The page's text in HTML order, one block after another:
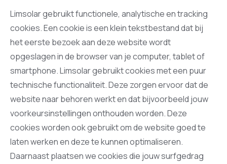
Limsolar gebruikt functionele, analytische en tracking
cookies. Een cookie is een klein tekstbestand dat bij
het eerste bezoek aan deze website wordt
opgeslagen in de browser van je computer, tablet of
smartphone. Limsolar gebruikt cookies met een puur
technische functionaliteit. Deze zorgen ervoor dat de
website naar behoren werkt en dat bijvoorbeeld jouw
voorkeursinstellingen onthouden worden. Deze
cookies worden ook gebruikt om de website goed te
laten werken en deze te kunnen optimaliseren.
Daarnaast plaatsen we cookies die jouw surfgedrag